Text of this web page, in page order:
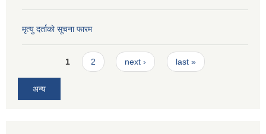
मृत्यु दर्ताकाे सूचना फारम
Pages1 2 next › last »
अन्य